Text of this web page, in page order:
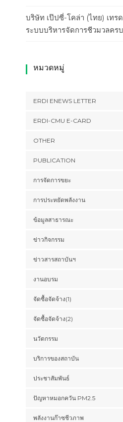
บริษัท เป๊ปซี่-โคล่า (ไทย) เทร
ระบบบริหารจัดการชีวมวลคร
หมวดหมู่
ERDI ENEWS LETTER
ERDI-CMU E-CARD
OTHER
PUBLICATION
การจัดการขยะ
การประหยัดพลังงาน
ข้อมูลสาธารณะ
ข่าวกิจกรรม
ข่าวสารสถาบันฯ
งานอบรม
จัดซื้อจัดจ้าง(1)
จัดซื้อจัดจ้าง(2)
นวัตกรรม
บริการของสถาบัน
ประชาสัมพันธ์
ปัญหาหมอกควัน PM2.5
พลังงานก๊าซชีวภาพ